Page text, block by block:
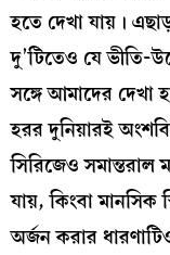
হতে দেখা যায়।
দু’টিতেও যে ভীতি-
সঙ্গে আমাদের দেখা
হরর দুনিয়ারই
সিরিজেও সমান্তরাল
যায়, কিংবা মানসিক
অর্জন করার